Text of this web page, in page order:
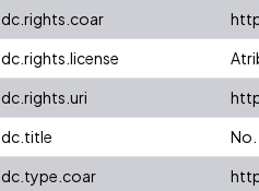
dc.rights.coar
dc.rights.license
dc.rights.uri
dc.title
No.
dc.type.coar